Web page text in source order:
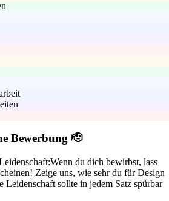
Bewerbung 🫡
Wenn du dich bewirbst, lass
Zeige uns, wie sehr du für Design
Leidenschaft sollte in jedem Satz spürbar